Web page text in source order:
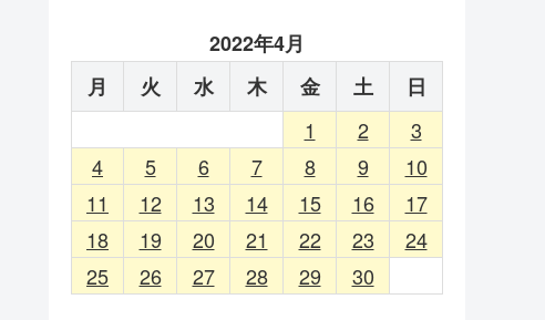
2022年4月
月
火 水 木 金 土
日
1
2
3
4
5 6 7 8 9
10
11
12 13 14 15 16
17
18
19 20 21 22 23
24
25
26 27 28 29 30